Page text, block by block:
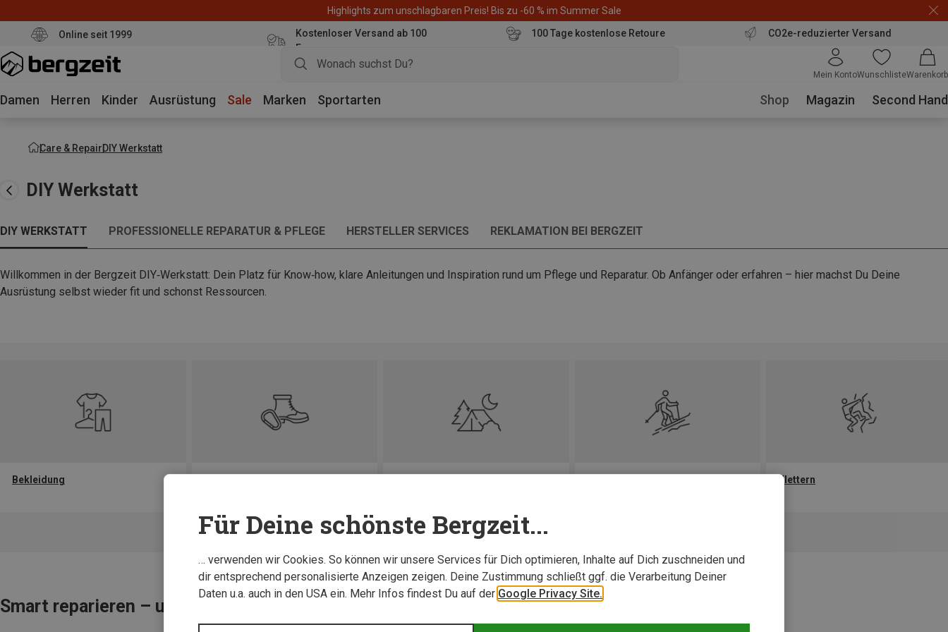
Highlights zum unschlagbaren Preis! Bis zu -60 % im Summer Sale
Online seit 1999
Kostenloser Versand ab 100
Euro
100 Tage kostenlose Retoure CO2e-reduzierter Versand
Mein KontoWunschlisteWarenkorb
Damen Herren Kinder Ausrüstung Sale Marken Sportarten Shop Magazin Second Hand
Care & RepairDIY Werkstatt
DIY Werkstatt
DIY WERKSTATT PROFESSIONELLE REPARATUR & PFLEGE HERSTELLER SERVICES REKLAMATION BEI BERGZEIT
Willkommen in der Bergzeit DIY‑Werkstatt: Dein Platz für Know‑how, klare Anleitungen und Inspiration rund um Pflege und Reparatur. Ob Anfänger oder erfahren – hier machst Du Deine
Ausrüstung selbst wieder fit und schonst Ressourcen.
Bekleidung Klettern
Smart reparieren – unsere Reparatur‑Guides
Für Deine schönste Bergzeit...
… verwenden wir Cookies. So können wir unsere Services für Dich optimieren, Inhalte auf Dich zuschneiden und
dir entsprechend personalisierte Anzeigen zeigen. Deine Zustimmung schließt ggf. die Verarbeitung Deiner
Daten u.a. auch in den USA ein. Mehr Infos findest Du auf der Google Privacy Site.